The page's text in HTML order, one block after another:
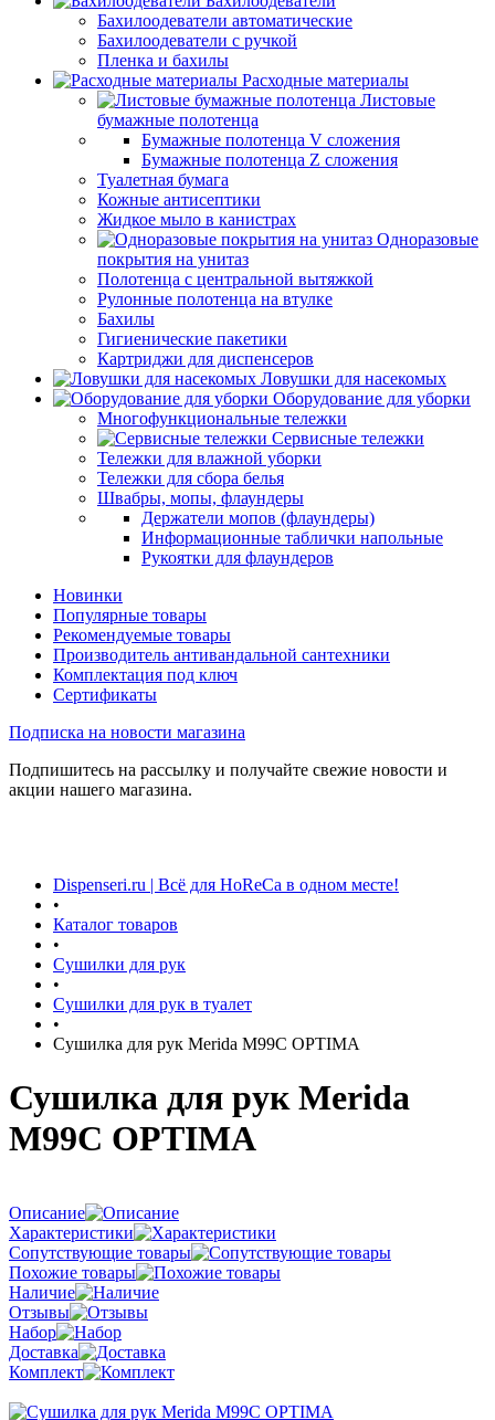
Бахилоодеватели автоматические
Бахилоодеватели с ручкой
Пленка и бахилы
Расходные материалы
Листовые
бумажные полотенца
Бумажные полотенца V сложения
Бумажные полотенца Z сложения
Туалетная бумага
Кожные антисептики
Жидкое мыло в канистрах
Одноразовые
покрытия на унитаз
Полотенца с центральной вытяжкой
Рулонные полотенца на втулке
Бахилы
Гигиенические пакетики
Картриджи для диспенсеров
Ловушки для насекомых
Оборудование для уборки
Многофункциональные тележки
Сервисные тележки
Тележки для влажной уборки
Тележки для сбора белья
Швабры, мопы, флаундеры
Держатели мопов (флаундеры)
Информационные таблички напольные
Рукоятки для флаундеров
Новинки
Популярные товары
Рекомендуемые товары
Производитель антивандальной сантехники
Комплектация под ключ
Сертификаты
Подписка на новости магазина
Подпишитесь на рассылку и получайте свежие новости и
акции нашего магазина.
Dispenseri.ru | Всё для HoReCa в одном месте!
•
Каталог товаров
•
Сушилки для рук
•
Сушилки для рук в туалет
•
Сушилка для рук Merida M99C OPTIMA
Сушилка для рук Merida
M99C OPTIMA
Описание
Характеристики
Сопутствующие товары
Похожие товары
Наличие
Отзывы
Набор
Доставка
Комплект